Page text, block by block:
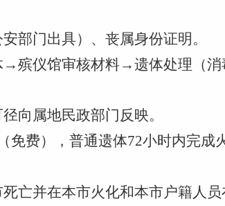
部门出具）、丧属身份证明。
→殡仪馆审核材料→遗体处理（
向属地民政部门反映。
费），普通遗体72小时内完成
亡并在本市火化和本市户籍人员